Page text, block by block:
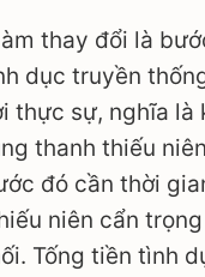
thay đổi là
dục truyền
thực sự, nghĩa là
thanh thiếu
đó cần thời
niên cẩn
Tống tiền tình